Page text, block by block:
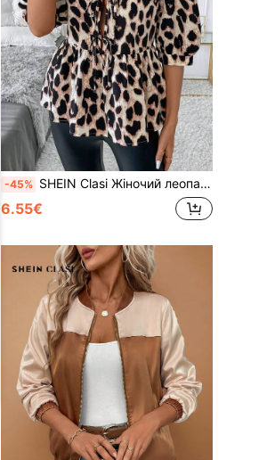
-45% SHEIN Clasi Жіночий леопардовий принт рюшами поділ круглим вирізом повсякденний зимовий осінній жіночий одяг на подяку Хелловін жінки випускний робочий одяг побачення вечірня сорочка
6.55€